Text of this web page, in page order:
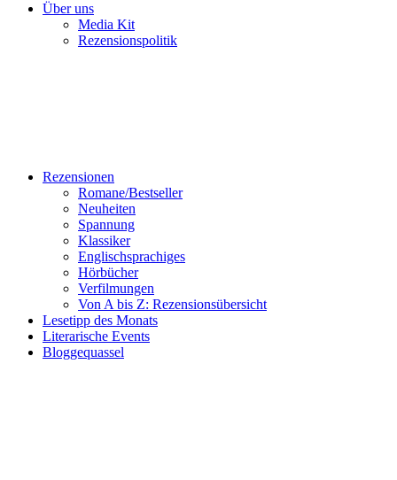
Über uns
Media Kit
Rezensionspolitik
Rezensionen
Romane/Bestseller
Neuheiten
Spannung
Klassiker
Englischsprachiges
Hörbücher
Verfilmungen
Von A bis Z: Rezensionsübersicht
Lesetipp des Monats
Literarische Events
Bloggequassel